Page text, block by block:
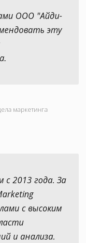
ООО "Айди-
эту
маркетинга
2013 года. За
с высоким
и анализа.